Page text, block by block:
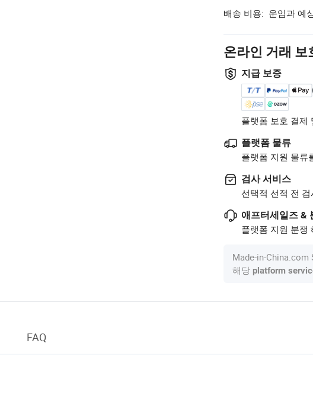
배송 비용: 운임과 예
온라인 거래 보
지급 보증
플랫폼 보호 결제
플랫폼 물류
플랫폼 지원 물류
검사 서비스
선택적 선적 전
애프터세일즈 &
플랫폼 지원 분쟁
Made-in-China.com
해당 platform
FAQ